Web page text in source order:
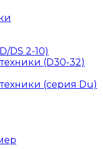
DS 2-10)
(D30-32)
(серия Du)